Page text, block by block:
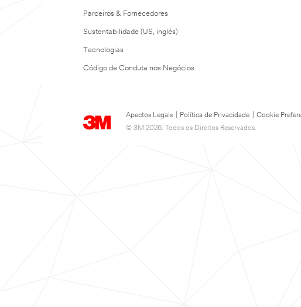
Parceiros & Fornecedores
Sustentabilidade (US, inglés)
Tecnologias
Código de Conduta nos Negócios
Apectos Legais Política de Privacidade Cookie
© 3M 2026. Todos os Direitos Reservados.